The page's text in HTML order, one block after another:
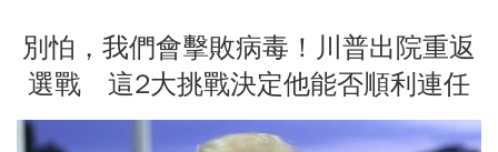
別怕，我們會擊敗病毒！川普出院重返
選戰 這2大挑戰決定他能否順利連任